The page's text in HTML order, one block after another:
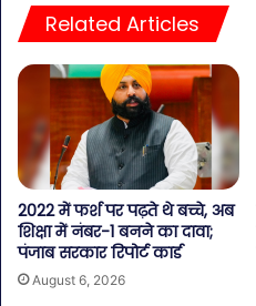
Related Articles
2022 में फर्श पर पढ़ते थे बच्चे, अब
शिक्षा में नंबर-1 बनने का दावा;
पंजाब सरकार रिपोर्ट कार्ड
August 6, 2026